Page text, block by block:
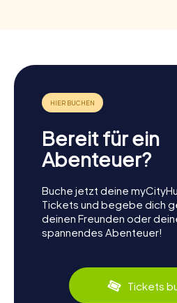
Bereit für ein
Abenteuer?
Buche jetzt deine
Tickets und begebe dich
deinen Freunden oder
spannendes Abenteuer!
Tickets